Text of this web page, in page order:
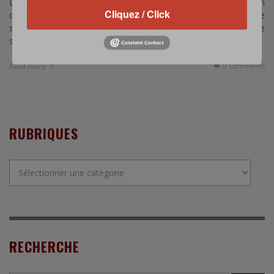
qui pourrait intéresser pas que la Grande-Bretagne, si la France
souhaitait, par exemple, à terme armer ses drones de
surveillance et de reconnaissance.
Read more 0 Comments
RUBRIQUES
RECHERCHE
Cliquez / Click